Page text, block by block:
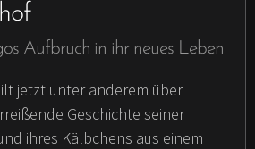
Aufbruch in ihr neues Leben
jetzt unter anderem über
Geschichte seiner
ihres Kälbchens aus einem